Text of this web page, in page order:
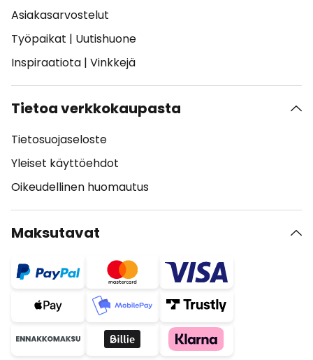
Asiakasarvostelut
Työpaikat | Uutishuone
Inspiraatiota | Vinkkejä
Tietoa verkkokaupasta
Tietosuojaseloste
Yleiset käyttöehdot
Oikeudellinen huomautus
Maksutavat